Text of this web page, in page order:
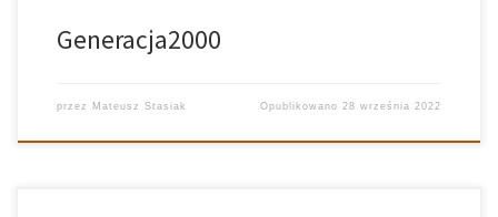
Generacja2000
przez Mateusz Stasiak Opublikowano 28 września 2022